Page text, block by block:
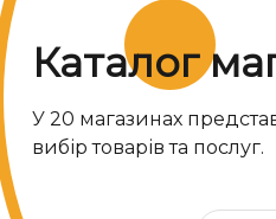
Каталог
У 20 магазинах
вибір товарів та послуг.